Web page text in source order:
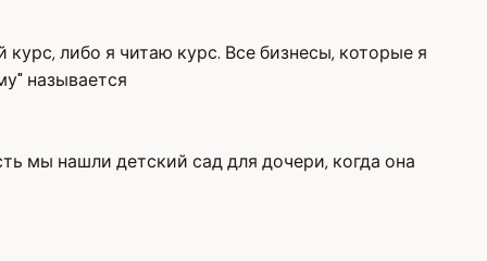
либо я читаю курс. Все бизнесы, которые я
называется
мы нашли детский сад для дочери, когда она